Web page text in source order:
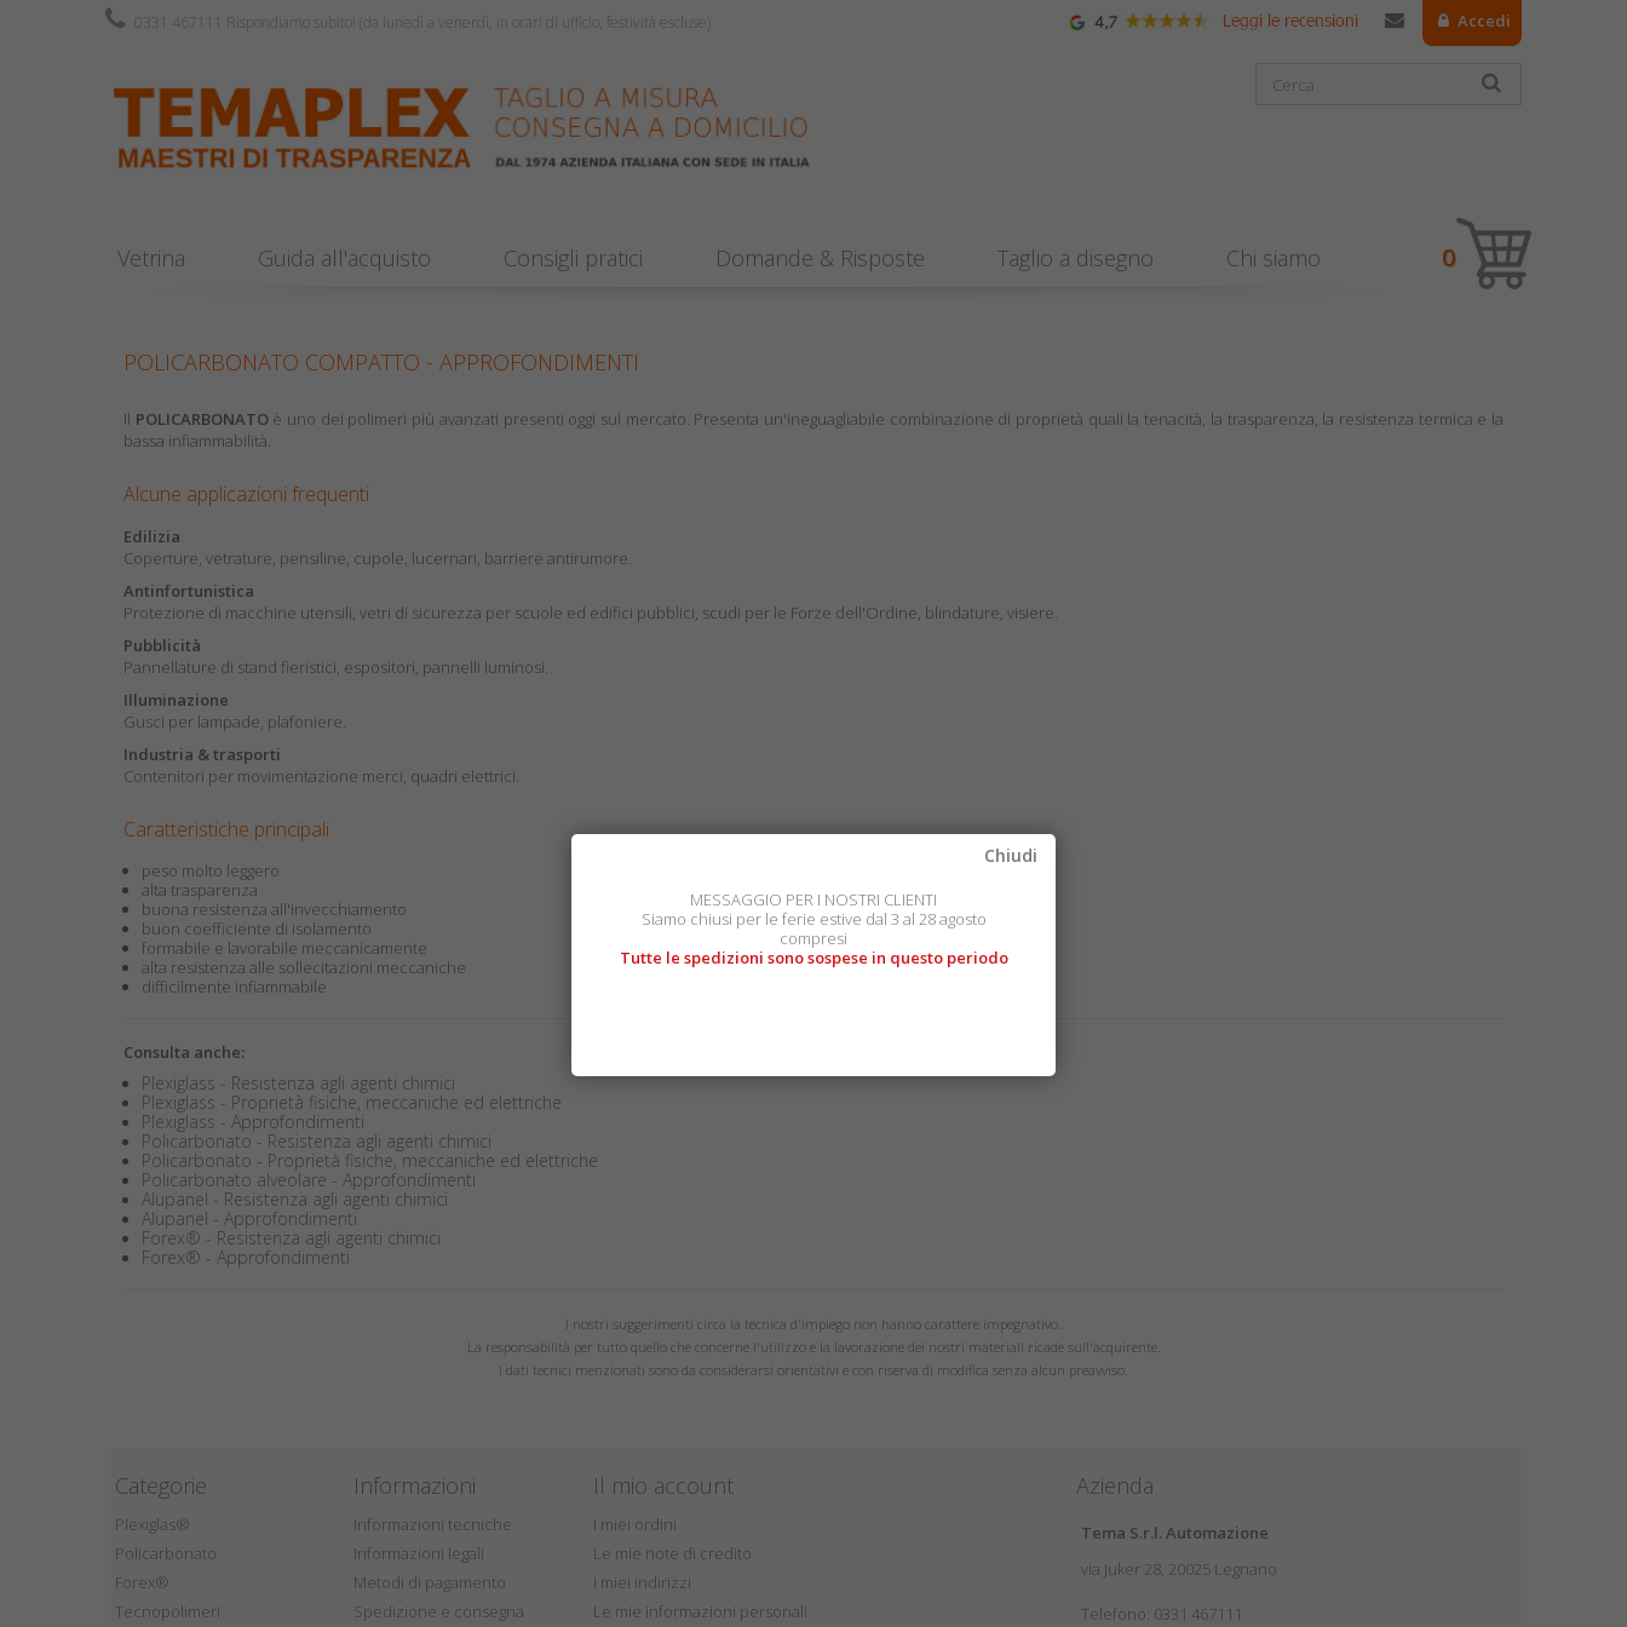
Chiudi
MESSAGGIO PER I NOSTRI CLIENTI
Siamo chiusi per le ferie estive dal 3 al 28 agosto
compresi
Tutte le spedizioni sono sospese in questo periodo
Accedi
0331 467111 Rispondiamo subito! (da lunedì a venerdì, in orari di ufficio, festività escluse)
0
Vetrina Guida all'acquisto Consigli pratici Domande & Risposte Taglio a disegno Chi siamo
POLICARBONATO COMPATTO - APPROFONDIMENTI
Il POLICARBONATO è uno dei polimeri più avanzati presenti oggi sul mercato. Presenta un'ineguagliabile combinazione di proprietà quali la tenacità, la trasparenza, la resistenza termica e la
bassa infiammabilità.
Alcune applicazioni frequenti
Edilizia
Coperture, vetrature, pensiline, cupole, lucernari, barriere antirumore.
Antinfortunistica
Protezione di macchine utensili, vetri di sicurezza per scuole ed edifici pubblici, scudi per le Forze dell'Ordine, blindature, visiere.
Pubblicità
Pannellature di stand fieristici, espositori, pannelli luminosi.
Illuminazione
Gusci per lampade, plafoniere.
Industria & trasporti
Contenitori per movimentazione merci, quadri elettrici.
Caratteristiche principali
peso molto leggero
alta trasparenza
buona resistenza all'invecchiamento
buon coefficiente di isolamento
formabile e lavorabile meccanicamente
alta resistenza alle sollecitazioni meccaniche
difficilmente infiammabile
Consulta anche:
Plexiglass - Resistenza agli agenti chimici
Plexiglass - Proprietà fisiche, meccaniche ed elettriche
Plexiglass - Approfondimenti
Policarbonato - Resistenza agli agenti chimici
Policarbonato - Proprietà fisiche, meccaniche ed elettriche
Policarbonato alveolare - Approfondimenti
Alupanel - Resistenza agli agenti chimici
Alupanel - Approfondimenti
Forex® - Resistenza agli agenti chimici
Forex® - Approfondimenti
I nostri suggerimenti circa la tecnica d'impiego non hanno carattere impegnativo.
La responsabilità per tutto quello che concerne l'utilizzo e la lavorazione dei nostri materiali ricade sull'acquirente.
I dati tecnici menzionati sono da considerarsi orientativi e con riserva di modifica senza alcun preavviso.
Categorie
Plexiglas®
Policarbonato
Forex®
Tecnopolimeri
Informazioni
Informazioni tecniche
Informazioni legali
Metodi di pagamento
Spedizione e consegna
Il mio account
I miei ordini
Le mie note di credito
I miei indirizzi
Le mie informazioni personali
Azienda
Tema S.r.l. Automazione
via Juker 28, 20025 Legnano
Telefono: 0331 467111